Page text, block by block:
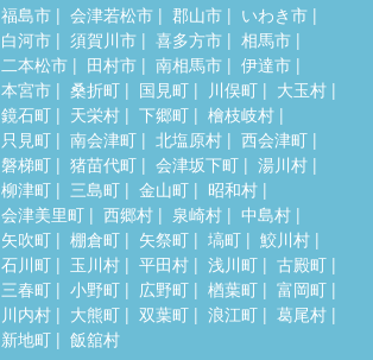
福島市 会津若松市 郡山市
いわき市
白河市
須賀川市 喜多方市
相馬市
二本松市
田村市 南相馬市
伊達市
本宮市
桑折町 国見町 川俣町
大玉村
鏡石町
天栄村 下郷町
檜枝岐村
只見町
南会津町 北塩原村
西会津町
磐梯町
猪苗代町 会津坂下町
湯川村
柳津町
三島町 金山町
昭和村
会津美里町
西郷村 泉崎村
中島村
矢吹町
棚倉町 矢祭町 塙町
鮫川村
石川町
玉川村 平田村 浅川町
古殿町
三春町
小野町 広野町 楢葉町
富岡町
川内村
大熊町 双葉町 浪江町
葛尾村
新地町
飯舘村